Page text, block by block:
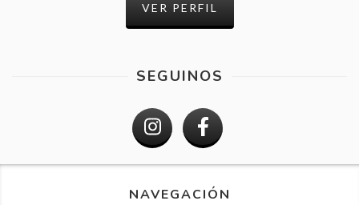
VER PERFIL
SEGUINOS
NAVEGACIÓN